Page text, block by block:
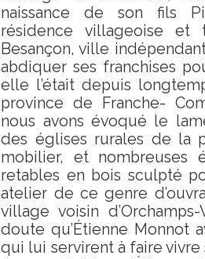
naissance de son fils
résidence villageoise et
Besançon, ville
abdiquer ses franchises
elle l’était depuis
province de Franche-
nous avons évoqué le
des églises rurales de la
mobilier, et nombreuses
retables en bois sculpté
atelier de ce genre
village voisin d’Orchamps-
doute qu’Étienne Monnot
qui lui servirent à faire